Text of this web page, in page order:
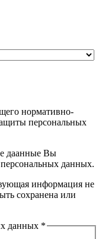
нормативно-
персональных
даанные Вы
персональных данных.
информация не
сохранена или
данных *